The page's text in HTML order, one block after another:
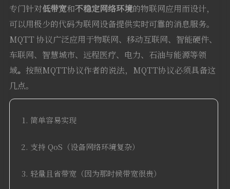
专门针对低带宽和不稳定网络环境的物联网应用而设计，
可以用极少的代码为联网设备提供实时可靠的消息服务。
MQTT 协议广泛应用于物联网、移动互联网、智能硬件、
车联网、智慧城市、远程医疗、电力、石油与能源等领
域。 按照MQTT协议作者的说法，MQTT协议必须具备这
几点。
简单容易实现
支持 QoS（设备网络环境复杂）
轻量且省带宽（因为那时候带宽很贵）